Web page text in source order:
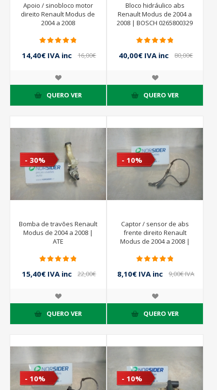
Apoio / sinobloco motor
direito Renault Modus de
2004 a 2008
14,40€ IVA inc
16,00€
QUERO VER
Bloco hidráulico abs
Renault Modus de 2004 a
2008 | BOSCH 0265800329
40,00€ IVA inc
80,00€
QUERO VER
- 30%
Bomba de travões Renault
Modus de 2004 a 2008 |
ATE
15,40€ IVA inc
22,00€
QUERO VER
- 10%
Captor / sensor de abs
frente direito Renault
Modus de 2004 a 2008 |
8,10€ IVA inc
9,00€ IVA
QUERO VER
- 10% - 10%